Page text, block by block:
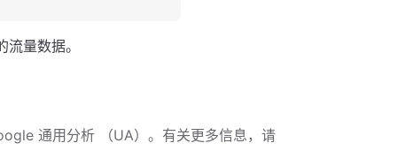
量数据。
通用分析 （UA）。有关更多信息，请